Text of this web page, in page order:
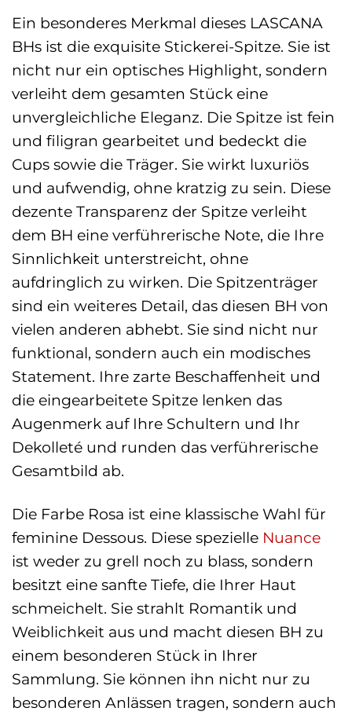
Ein besonderes Merkmal dieses LASCANA
BHs ist die exquisite Stickerei-Spitze. Sie ist
nicht nur ein optisches Highlight, sondern
verleiht dem gesamten Stück eine
unvergleichliche Eleganz. Die Spitze ist fein
und filigran gearbeitet und bedeckt die
Cups sowie die Träger. Sie wirkt luxuriös
und aufwendig, ohne kratzig zu sein. Diese
dezente Transparenz der Spitze verleiht
dem BH eine verführerische Note, die Ihre
Sinnlichkeit unterstreicht, ohne
aufdringlich zu wirken. Die Spitzenträger
sind ein weiteres Detail, das diesen BH von
vielen anderen abhebt. Sie sind nicht nur
funktional, sondern auch ein modisches
Statement. Ihre zarte Beschaffenheit und
die eingearbeitete Spitze lenken das
Augenmerk auf Ihre Schultern und Ihr
Dekolleté und runden das verführerische
Gesamtbild ab.
Die Farbe Rosa ist eine klassische Wahl für
feminine Dessous. Diese spezielle Nuance
ist weder zu grell noch zu blass, sondern
besitzt eine sanfte Tiefe, die Ihrer Haut
schmeichelt. Sie strahlt Romantik und
Weiblichkeit aus und macht diesen BH zu
einem besonderen Stück in Ihrer
Sammlung. Sie können ihn nicht nur zu
besonderen Anlässen tragen, sondern auch